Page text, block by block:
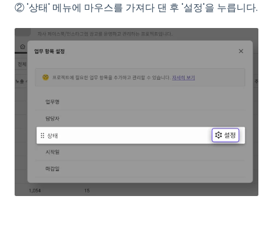
② '상태' 메뉴에 마우스를 가져다 댄 후 '설정'을 누릅니다.